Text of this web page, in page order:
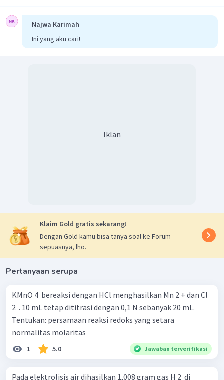
Najwa Karimah
Ini yang aku cari!
Iklan
Klaim Gold gratis sekarang!
Dengan Gold kamu bisa tanya soal ke Forum
sepuasnya, lho.
Pertanyaan serupa
KMnO 4 ​ bereaksi dengan HCl menghasilkan Mn 2 + dan Cl
2 ​ . 10 mL tetap dititrasi dengan 0,1 N sebanyak 20 mL.
Tentukan: persamaan reaksi redoks yang setara
normalitas molaritas
1 5.0 Jawaban terverifikasi
Pada elektrolisis air dihasilkan 1,008 gram gas H 2 ​ di